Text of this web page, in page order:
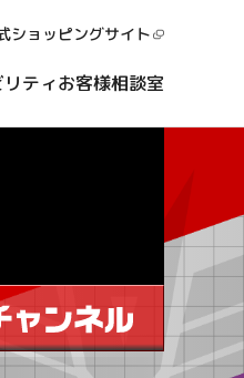
ショッピングサイト
ティお客様相談室